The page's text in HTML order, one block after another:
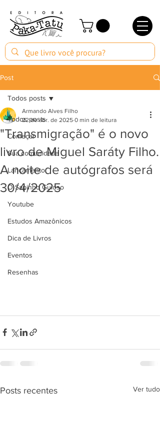
Post
Todos posts
Começar
Sua comunidade
Lançamento
O Sapinho Guloso
Youtube
Estudos Amazônicos
Dica de Livros
Eventos
Resenhas
Todos posts
"Transmigração" é o novo
livro de Miguel Saráty Filho.
A noite de autógrafos será
30/4/2025
Armando Alves Filho
22 de abr. de 2025 0 min de leitura
Posts recentes Ver tudo